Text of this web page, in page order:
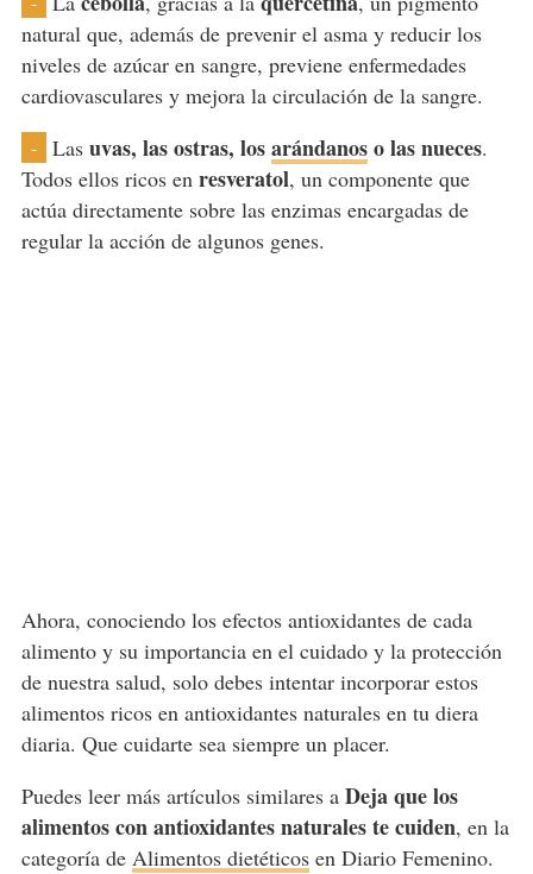
natural que, además de prevenir el asma y reducir los
niveles de azúcar en sangre, previene enfermedades
cardiovasculares y mejora la circulación de la sangre.
- Las uvas, las ostras, losarándanoso las nueces.
Todos ellos ricos en resveratol, un componente que
actúa directamente sobre las enzimas encargadas de
regular la acción de algunos genes.
Ahora, conociendo los efectos antioxidantes de cada
alimento y su importancia en el cuidado y la protección
de nuestra salud, solo debes intentar incorporar estos
alimentos ricos en antioxidantes naturales en tu diera
diaria. Que cuidarte sea siempre un placer.
Puedes leer más artículos similares a Deja que los
alimentos con antioxidantes naturales te cuiden, en la
categoría de Alimentos dietéticosen Diario Femenino.